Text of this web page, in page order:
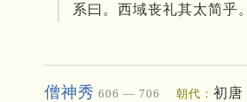
系曰。 西域丧礼其太简乎。
僧神秀 606 — 706 朝代： 初唐